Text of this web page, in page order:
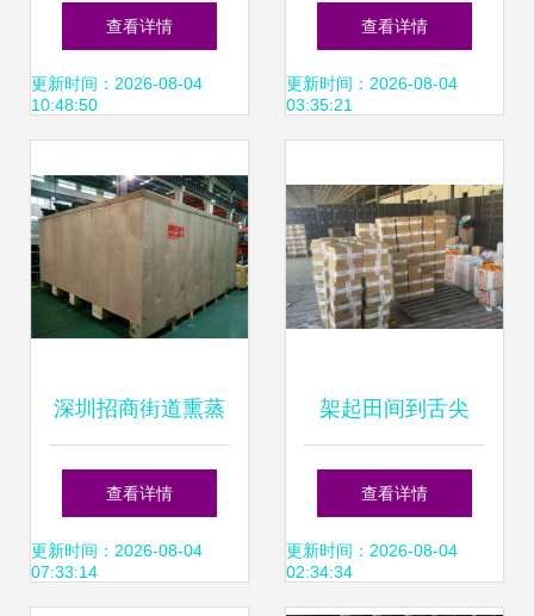
打包扣如何协同陶
瓷制品与塑带提升
查看详情
更新时间：2026-08-04
10:48:50
国内外市场在线打
包忙
查看详情
更新时间：2026-08-04
03:35:21
深圳招商街道熏蒸
木箱包装厂 专业出
口包装与在线打包
查看详情
更新时间：2026-08-04
07:33:14
架起田间到舌尖
的“绿色通道” 助力
保山春季水果“极速
查看详情
更新时间：2026-08-04
02:34:34